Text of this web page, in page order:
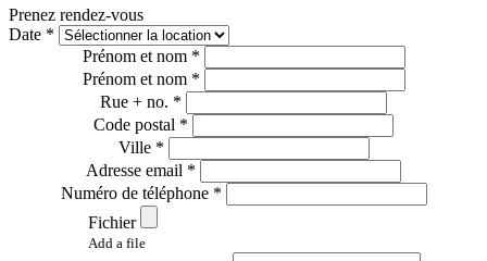
Prenez rendez-vous
Date *
Prénom et nom *
Prénom et nom *
Rue + no. *
Code postal *
Ville *
Adresse email *
Numéro de téléphone *
Fichier
Add a file